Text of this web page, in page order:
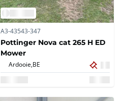
A3-43543-347
Pottinger Nova cat 265 H ED
Mower
Ardooie, BE